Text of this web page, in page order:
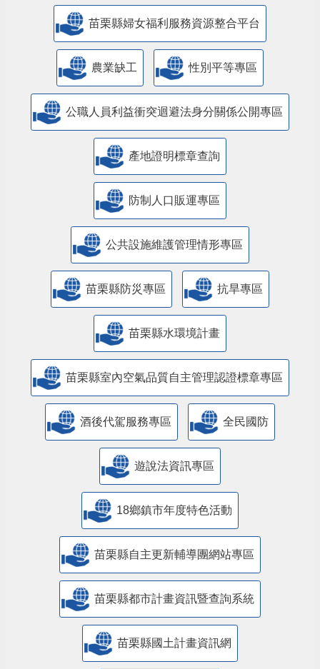
苗栗縣婦女福利服務資源整合平台
農業缺工 性別平等專區
公職人員利益衝突迴避法身分關係公開專區
產地證明標章查詢
防制人口販運專區
​公共設施維護管理情形專區
苗栗縣防災專區 抗旱專區
苗栗縣水環境計畫
苗栗縣室內空氣品質自主管理認證標章專區
酒後代駕服務專區 全民國防
遊說法資訊專區
18鄉鎮市年度特色活動
苗栗縣自主更新輔導團網站專區
苗栗縣都市計畫資訊暨查詢系統
苗栗縣國土計畫資訊網